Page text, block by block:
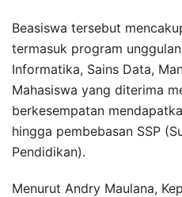
Beasiswa tersebut
termasuk program
Informatika, Sains Data,
Mahasiswa yang diterima
berkesempatan
hingga pembebasan SSP
Pendidikan).
Menurut Andry Maulana,